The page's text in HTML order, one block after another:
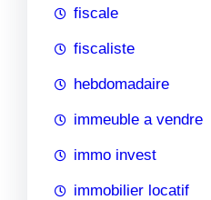
fiscale
fiscaliste
hebdomadaire
immeuble a vendre
immo invest
immobilier locatif